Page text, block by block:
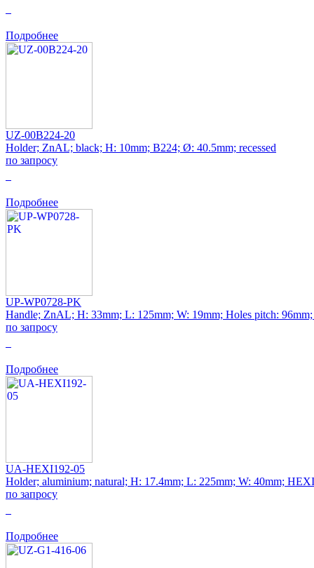
Подробнее
UZ-00B224-20
Holder; ZnAL; black; H: 10mm; B224; Ø: 40.5mm; recessed
по запросу
Подробнее
UP-WP0728-PK
Handle; ZnAL; H: 33mm; L: 125mm; W: 19mm; Holes pitch: 96mm;
по запросу
Подробнее
UA-HEXI192-05
Holder; aluminium; natural; H: 17.4mm; L: 225mm; W: 40mm; HEXI
по запросу
Подробнее